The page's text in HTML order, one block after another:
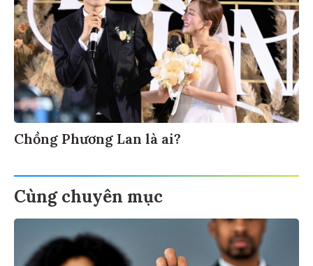
Chồng Phương Lan là ai?
Cùng chuyên mục